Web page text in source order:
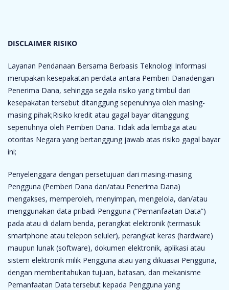
DISCLAIMER RISIKO
Layanan Pendanaan Bersama Berbasis Teknologi Informasi
merupakan kesepakatan perdata antara Pemberi Danadengan
Penerima Dana, sehingga segala risiko yang timbul dari
kesepakatan tersebut ditanggung sepenuhnya oleh masing-
masing pihak;Risiko kredit atau gagal bayar ditanggung
sepenuhnya oleh Pemberi Dana. Tidak ada lembaga atau
otoritas Negara yang bertanggung jawab atas risiko gagal bayar
ini;
Penyelenggara dengan persetujuan dari masing-masing
Pengguna (Pemberi Dana dan/atau Penerima Dana)
mengakses, memperoleh, menyimpan, mengelola, dan/atau
menggunakan data pribadi Pengguna (“Pemanfaatan Data”)
pada atau di dalam benda, perangkat elektronik (termasuk
smartphone atau telepon seluler), perangkat keras (hardware)
maupun lunak (software), dokumen elektronik, aplikasi atau
sistem elektronik milik Pengguna atau yang dikuasai Pengguna,
dengan memberitahukan tujuan, batasan, dan mekanisme
Pemanfaatan Data tersebut kepada Pengguna yang